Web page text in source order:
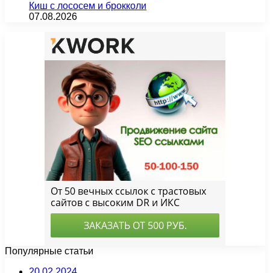
Киш с лососем и брокколи
07.08.2026
Популярные статьи